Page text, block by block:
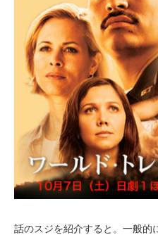
話のスジを紹介すると。一般的